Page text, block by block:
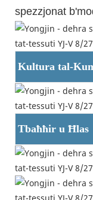
spezzjonat
Kultura tal-
Tbaħħir u Ħlas